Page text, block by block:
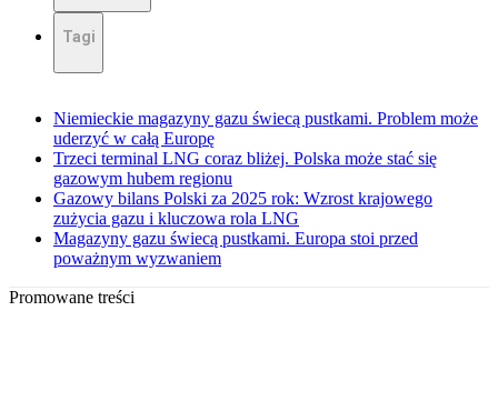
Tagi
Niemieckie magazyny gazu świecą pustkami. Problem może
uderzyć w całą Europę
Trzeci terminal LNG coraz bliżej. Polska może stać się
gazowym hubem regionu
Gazowy bilans Polski za 2025 rok: Wzrost krajowego
zużycia gazu i kluczowa rola LNG
Magazyny gazu świecą pustkami. Europa stoi przed
poważnym wyzwaniem
Promowane treści